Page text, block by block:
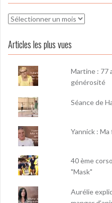
Archives
Articles les plus vues
Martine : 77
générosité
Séance de
Yannick :
40 ème
"Mask"
Aurélie